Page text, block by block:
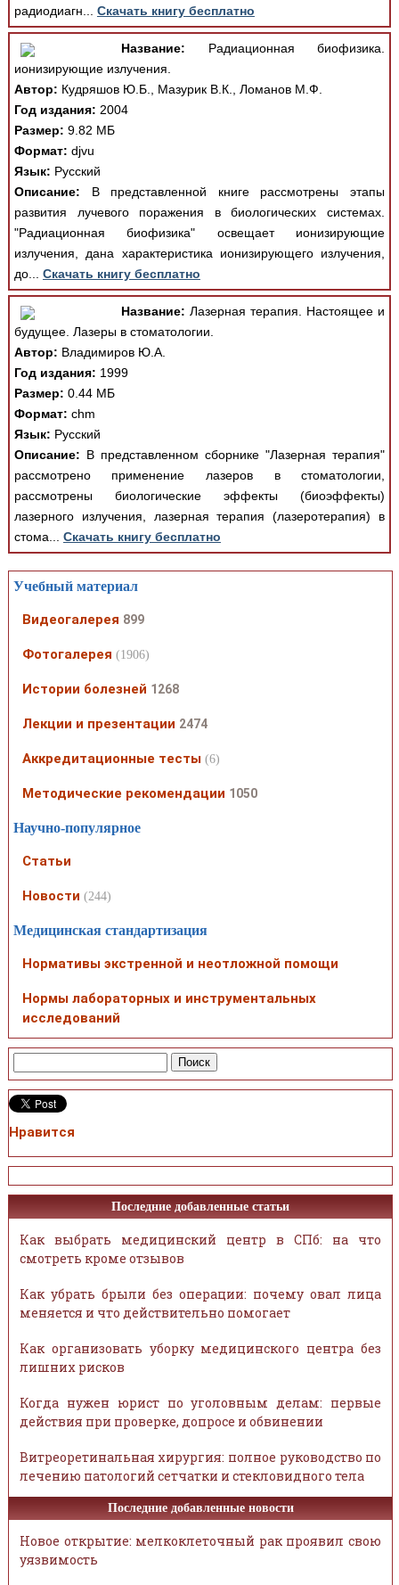
радиодиагн... Скачать книгу бесплатно
Название: Радиационная биофизика.
ионизирующие излучения.
Автор: Кудряшов Ю.Б., Мазурик В.К., Ломанов М.Ф.
Год издания: 2004
Размер: 9.82 МБ
Формат: djvu
Язык: Русский
Описание: В представленной книге рассмотрены этапы
развития лучевого поражения в биологических системах.
"Радиационная биофизика" освещает ионизирующие
излучения, дана характеристика ионизирующего излучения,
до... Скачать книгу бесплатно
Название: Лазерная терапия. Настоящее и
будущее. Лазеры в стоматологии.
Автор: Владимиров Ю.А.
Год издания: 1999
Размер: 0.44 МБ
Формат: chm
Язык: Русский
Описание: В представленном сборнике "Лазерная терапия"
рассмотрено применение лазеров в стоматологии,
рассмотрены биологические эффекты (биоэффекты)
лазерного излучения, лазерная терапия (лазеротерапия) в
стома... Скачать книгу бесплатно
Учебный материал
Видеогалерея 899
Фотогалерея (1906)
Истории болезней 1268
Лекции и презентации 2474
Аккредитационные тесты (6)
Методические рекомендации 1050
Научно-популярное
Статьи
Новости (244)
Медицинская стандартизация
Нормативы экстренной и неотложной помощи
Нормы лабораторных и инструментальных
исследований
Нравится
Последние добавленные статьи
Как выбрать медицинский центр в СПб: на что
смотреть кроме отзывов
Как убрать брыли без операции: почему овал лица
меняется и что действительно помогает
Как организовать уборку медицинского центра без
лишних рисков
Когда нужен юрист по уголовным делам: первые
действия при проверке, допросе и обвинении
Витреоретинальная хирургия: полное руководство по
лечению патологий сетчатки и стекловидного тела
Последние добавленные новости
Новое открытие: мелкоклеточный рак проявил свою
уязвимость